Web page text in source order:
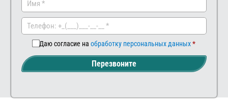
Даю согласие на обработку персональных данных
Перезвоните